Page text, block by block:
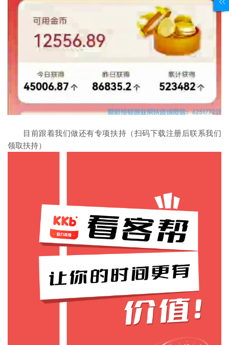
目前跟着我们做还有专项扶持（扫码下载注册后联系我们
领取扶持）